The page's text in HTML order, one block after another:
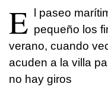
E
l paseo
pequeño los
verano, cuando
acuden a la villa
no hay giros